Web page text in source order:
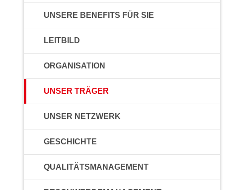
UNSERE BENEFITS FÜR SIE
LEITBILD
ORGANISATION
UNSER TRÄGER
UNSER NETZWERK
GESCHICHTE
QUALITÄTSMANAGEMENT